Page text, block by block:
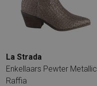
La Strada
Enkellaars Pewter Metallic
Raffia